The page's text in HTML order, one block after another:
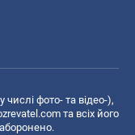
числі фото- та відео-),
та всіх його